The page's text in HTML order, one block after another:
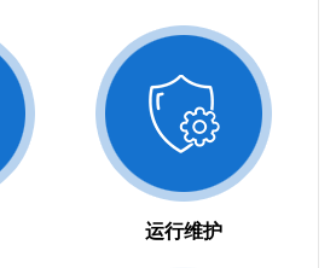
运行维护